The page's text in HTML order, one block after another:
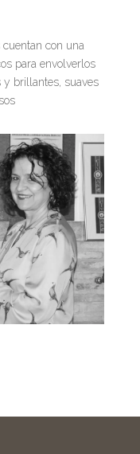
con una
para envolverlos
y brillantes, suaves